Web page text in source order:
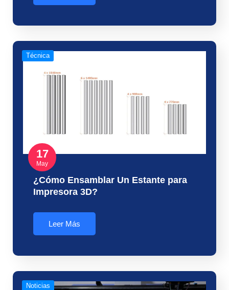
17
May
Técnica
¿Cómo Ensamblar Un Estante para
Impresora 3D?
Leer Más
Noticias